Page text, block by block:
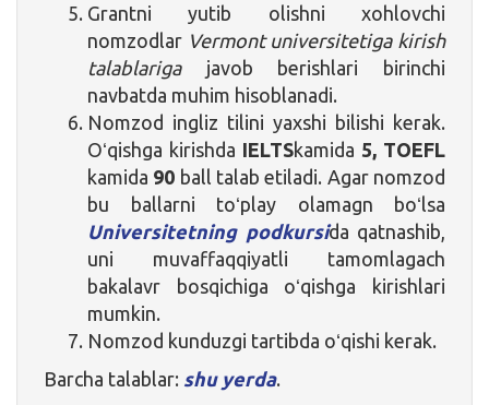
Grantni yutib olishni xohlovchi
nomzodlar Vermont universitetiga kirish
talablarigajavob berishlari birinchi
navbatda muhim hisoblanadi.
Nomzod ingliz tilini yaxshi bilishi kerak.
Oʻqishga kirishda IELTSkamida 5, TOEFL
kamida 90 ball talab etiladi. Agar nomzod
bu ballarni toʻplay olamagn boʻlsa
Universitetning podkursida qatnashib,
uni muvaffaqqiyatli tamomlagach
bakalavr bosqichiga oʻqishga kirishlari
mumkin.
Nomzod kunduzgi tartibda oʻqishi kerak.
Barcha talablar: shu yerda.